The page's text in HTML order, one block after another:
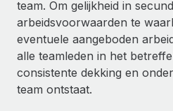
Lever en track wereldwijd IT-
Entiteiten oprichten
Stel snel compliant
Mobiliteit en overplaatsing
EOR en PEO
Contractor Management
Belastingen
Naar de blog
team. Om gelijkheid in
arbeidsvoorwaarden te
eventuele aangeboden
alle teamleden in het
consistente dekking en
team ontstaat.